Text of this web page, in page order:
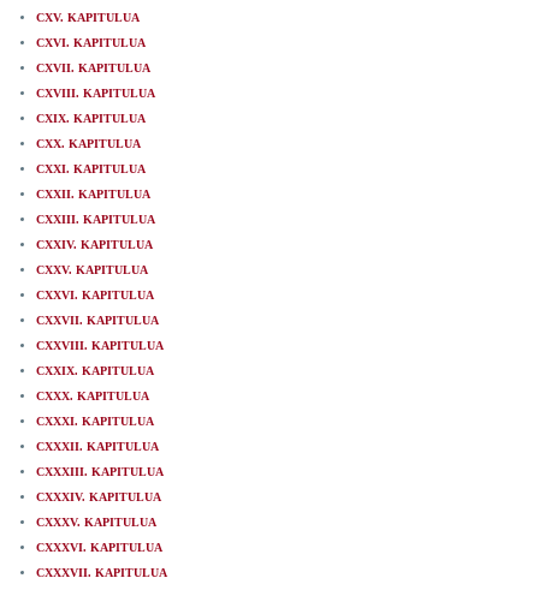
CXV. KAPITULUA
CXVI. KAPITULUA
CXVII. KAPITULUA
CXVIII. KAPITULUA
CXIX. KAPITULUA
CXX. KAPITULUA
CXXI. KAPITULUA
CXXII. KAPITULUA
CXXIII. KAPITULUA
CXXIV. KAPITULUA
CXXV. KAPITULUA
CXXVI. KAPITULUA
CXXVII. KAPITULUA
CXXVIII. KAPITULUA
CXXIX. KAPITULUA
CXXX. KAPITULUA
CXXXI. KAPITULUA
CXXXII. KAPITULUA
CXXXIII. KAPITULUA
CXXXIV. KAPITULUA
CXXXV. KAPITULUA
CXXXVI. KAPITULUA
CXXXVII. KAPITULUA